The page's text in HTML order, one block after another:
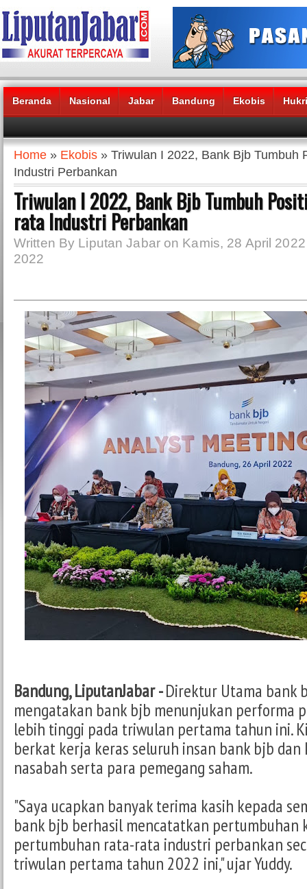
Beranda Nasional Jabar Bandung Ekobis
Headlines News :
Home » Ekobis » Triwulan I 2022, Bank Bjb Tumbuh
Industri Perbankan
Triwulan I 2022, Bank Bjb Tumbuh
rata Industri Perbankan
Written By Liputan Jabar on Kamis, 28 April
2022
Bandung, LiputanJabar -Direktur Utama bank
mengatakan bank bjb menunjukan performa
lebih tinggi pada triwulan pertama tahun ini.
berkat kerja keras seluruh insan bank bjb dan
nasabah serta para pemegang saham.
"Saya ucapkan banyak terima kasih kepada
bank bjb berhasil mencatatkan pertumbuhan
pertumbuhan rata-rata industri perbankan
triwulan pertama tahun 2022 ini," ujar Yuddy.